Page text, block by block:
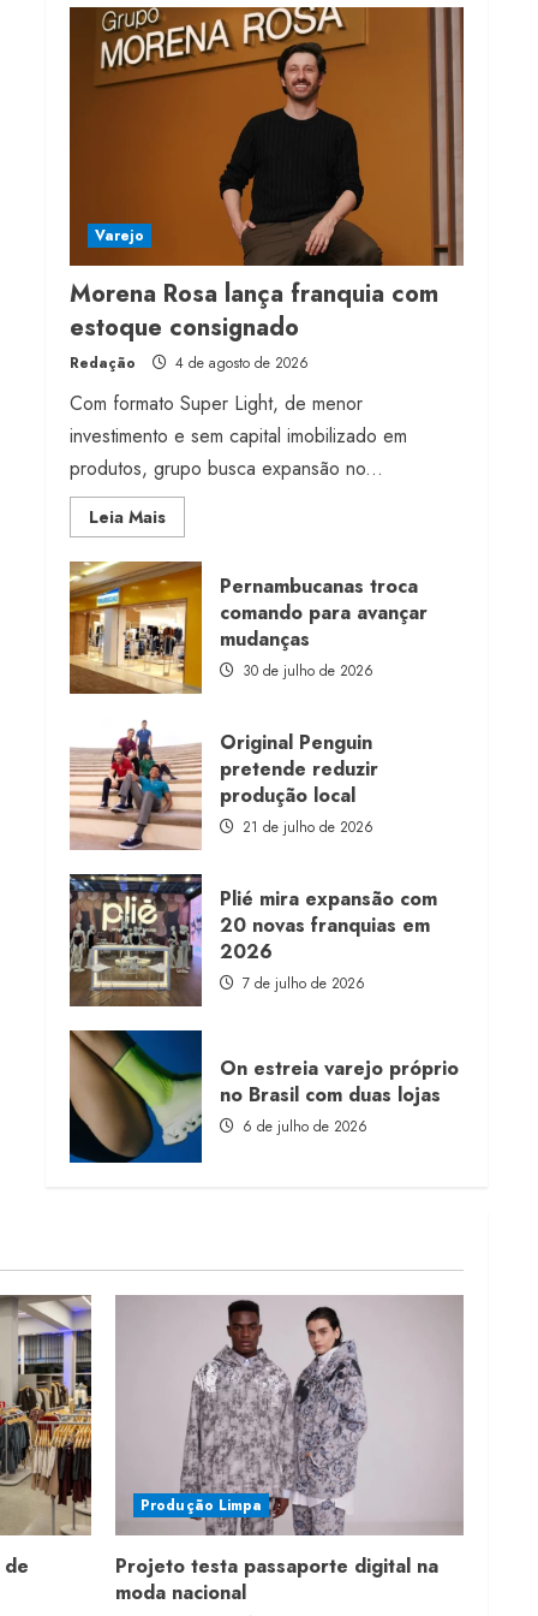
Projeto testa passaporte
digital na moda nacional
4 de agosto de 2026
Morena Rosa lança
franquia com estoque
consignado
4 de agosto de 2026
Varejo
Morena Rosa lança franquia com
estoque consignado
Redação 4 de agosto de 2026
Com formato Super Light, de menor
investimento e sem capital imobilizado em
produtos, grupo busca expansão no...
Leia MaisRead
more
Morena
Rosa
lança
franquia
com
estoque
consignado
Pernambucanas troca
comando para avançar
mudanças
30 de julho de 2026
Original Penguin
pretende reduzir
produção local
21 de julho de 2026
Plié mira expansão com
20 novas franquias em
2026
7 de julho de 2026
On estreia varejo próprio
no Brasil com duas lojas
6 de julho de 2026
Produção Limpa
Projeto testa passaporte digital na
moda nacional